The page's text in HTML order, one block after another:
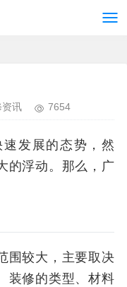
资讯 7654
发展的态势，然
的浮动。那么，广
围较大，主要取决
装修的类型、材料